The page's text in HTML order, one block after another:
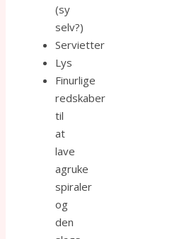
(sy
selv?)
Servietter
Lys
Finurlige
redskaber
til
at
lave
agruke
spiraler
og
den